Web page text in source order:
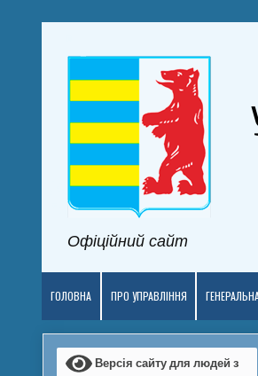
Офіційний сайт
ГОЛОВНА ПРО УПРАВЛІННЯ
Версія сайту для людей з